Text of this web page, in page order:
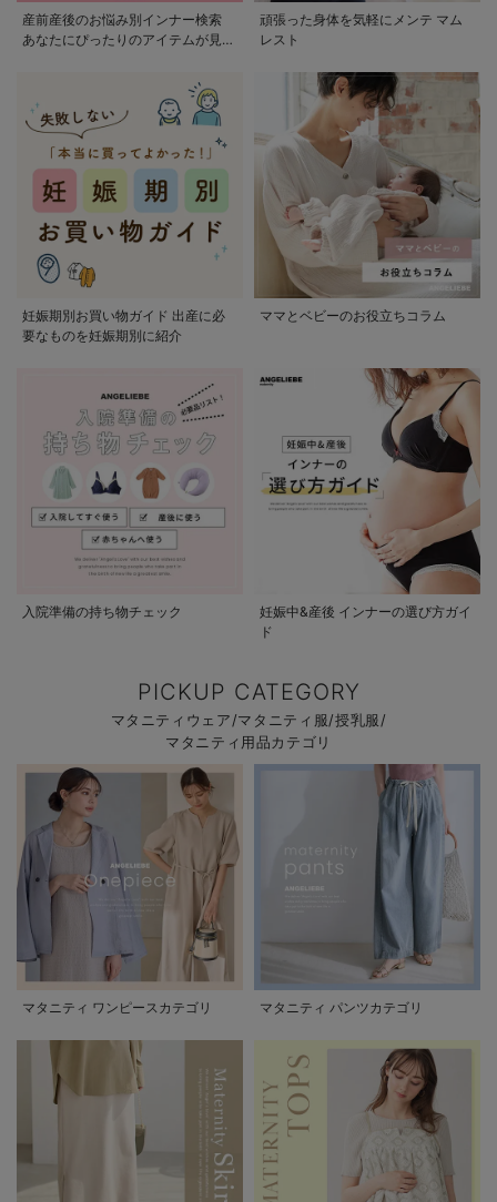
産前産後のお悩み別インナー検索
あなたにぴったりのアイテムが見つ
頑張った身体を気軽にメンテ マム
レスト
妊娠期別お買い物ガイド 出産に必
要なものを妊娠期別に紹介
ママとベビーのお役立ちコラム
入院準備の持ち物チェック
妊娠中&産後 インナーの選び方ガイ
ド
PICKUP CATEGORY
マタニティウェア/マタニティ服/授乳服/
マタニティ用品カテゴリ
マタニティ ワンピースカテゴリ マタニティ パンツカテゴリ